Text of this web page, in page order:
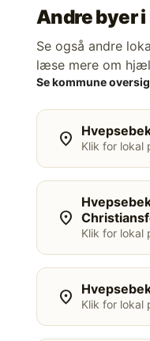
Andre byer i
Se også andre
læse mere om
Se kommune
location_on Klik for lokal
location_on
Klik for lokal
location_on Klik for lokal